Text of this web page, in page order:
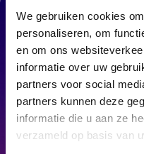
We gebruiken cookies
personaliseren, om
en om ons
informatie over uw
partners voor social
partners kunnen deze
informatie die u aan ze
verzameld op basis van